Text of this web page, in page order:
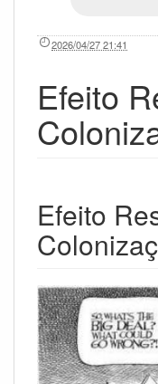
2026/04/27 21:41
Efeito
Efeito